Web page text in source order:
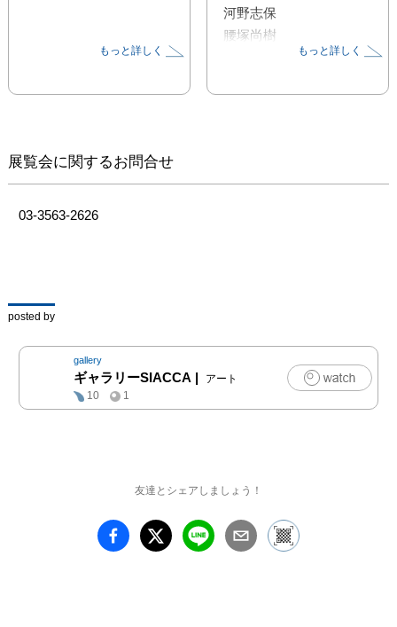
もっと詳しく
河野志保
腰塚尚樹
もっと詳しく
展覧会に関するお問合せ
03-3563-2626
posted by
gallery
ギャラリーSIACCA |
アート
10
1
友達とシェアしましょう！